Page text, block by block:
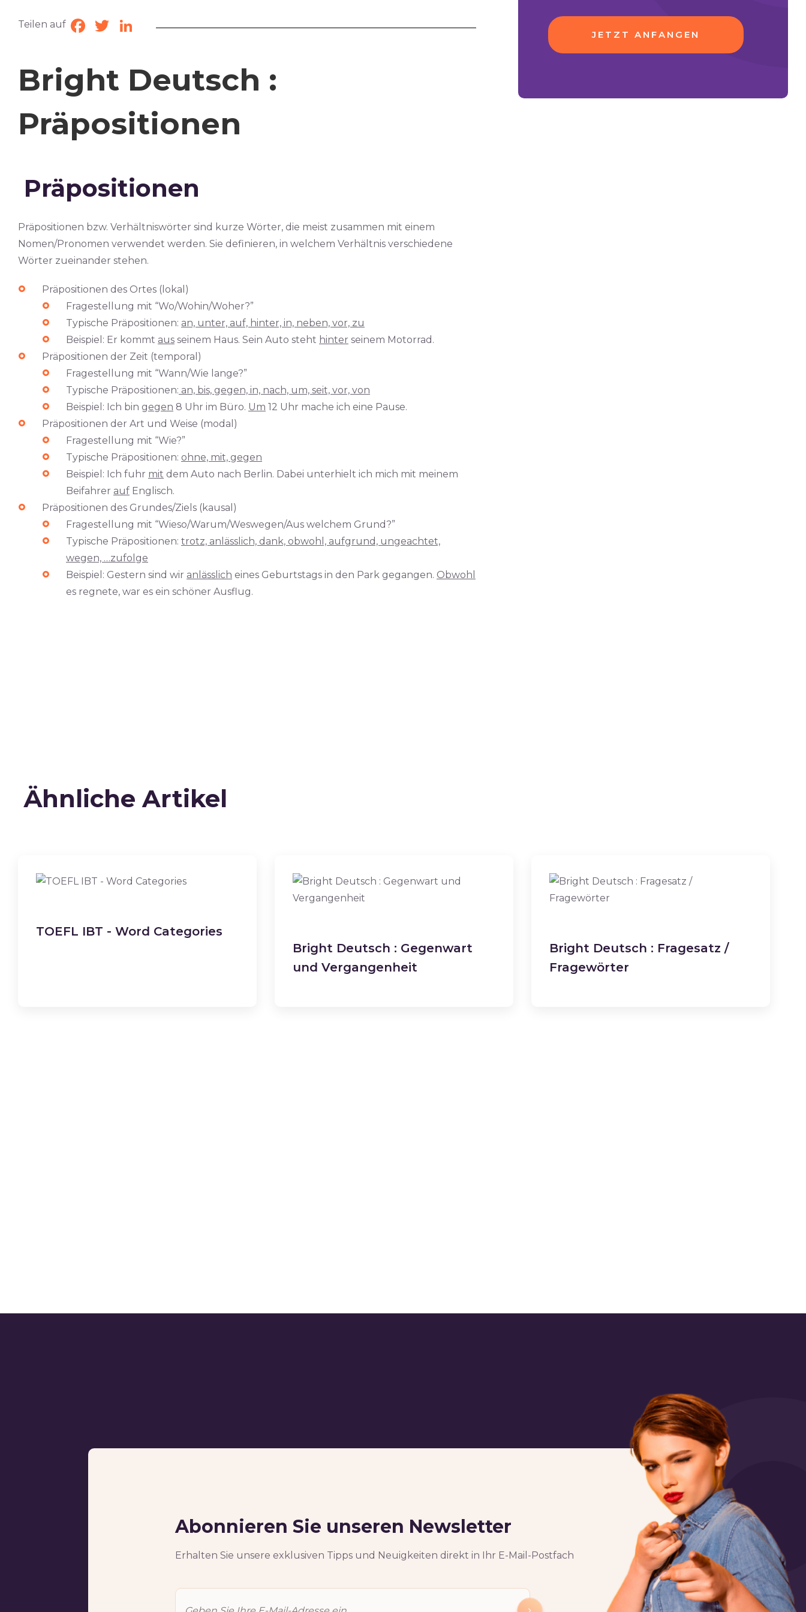
Teilen auf Facebook
TwitterLinkedIn
Bright Deutsch :
Präpositionen
Präpositionen
Präpositionen bzw. Verhältniswörter sind kurze Wörter, die meist zusammen mit einem
Nomen/Pronomen verwendet werden. Sie definieren, in welchem Verhältnis verschiedene
Wörter zueinander stehen.
Präpositionen des Ortes (lokal)
Fragestellung mit “Wo/Wohin/Woher?”
Typische Präpositionen: an, unter, auf, hinter, in, neben, vor, zu
Beispiel: Er kommt aus seinem Haus. Sein Auto steht hinter seinem Motorrad.
Präpositionen der Zeit (temporal)
Fragestellung mit “Wann/Wie lange?”
Typische Präpositionen: an, bis, gegen, in, nach, um, seit, vor, von
Beispiel: Ich bin gegen 8 Uhr im Büro. Um 12 Uhr mache ich eine Pause.
Präpositionen der Art und Weise (modal)
Fragestellung mit “Wie?”
Typische Präpositionen: ohne, mit, gegen
Beispiel: Ich fuhr mit dem Auto nach Berlin. Dabei unterhielt ich mich mit meinem
Beifahrer auf Englisch.
Präpositionen des Grundes/Ziels (kausal)
Fragestellung mit “Wieso/Warum/Weswegen/Aus welchem Grund?”
Typische Präpositionen: trotz, anlässlich, dank, obwohl, aufgrund, ungeachtet,
wegen, …zufolge
Beispiel: Gestern sind wir anlässlich eines Geburtstags in den Park gegangen. Obwohl
es regnete, war es ein schöner Ausflug.
JETZT ANFANGEN
Ähnliche Artikel
TOEFL IBT - Word Categories
Bright Deutsch : Gegenwart
und Vergangenheit
Bright Deutsch : Fragesatz /
Fragewörter
Abonnieren Sie unseren Newsletter
Erhalten Sie unsere exklusiven Tipps und Neuigkeiten direkt in Ihr E-Mail-Postfach